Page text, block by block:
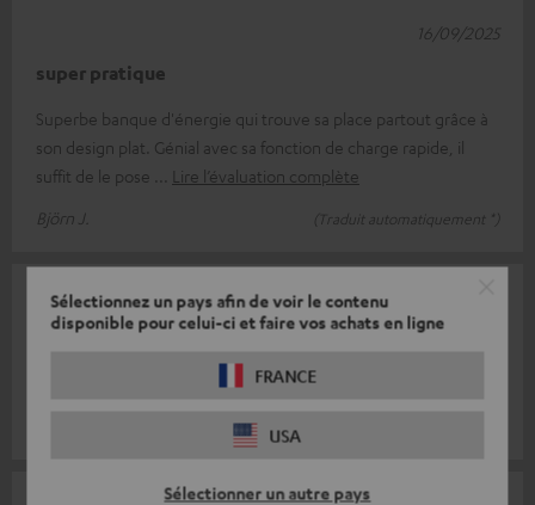
Sélectionnez un pays afin de voir le contenu
disponible pour celui-ci et faire vos achats en ligne
FRANCE
USA
Sélectionner un autre pays
super pratique
Superbe banque d'énergie qui trouve sa place partout grâce à
son design plat. Génial avec sa fonction de charge rapide, il
suffit de le pose
Lire l’évaluation complète
Björn J.
(Traduit automatiquement *)
16/09/2025
Puissance